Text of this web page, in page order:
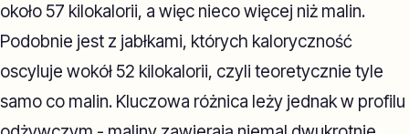
około 57 kilokalorii, a więc nieco więcej niż malin.
Podobnie jest z jabłkami, których kaloryczność
oscyluje wokół 52 kilokalorii, czyli teoretycznie tyle
samo co malin. Kluczowa różnica leży jednak w profilu